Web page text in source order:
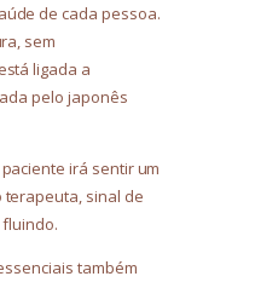
de cada pessoa.
sem
ligada a
pelo japonês
irá sentir um
terapeuta, sinal de
também